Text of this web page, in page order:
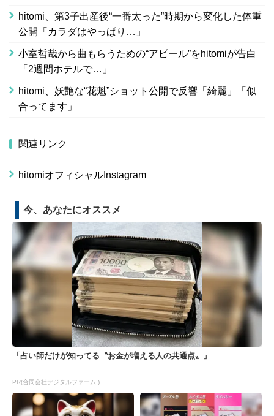
hitomi、第3子出産後“一番太った”時期から変化した体重
公開「カラダはやっぱり…」
小室哲哉から曲もらうための“アピール”をhitomiが告白
「2週間ホテルで…」
hitomi、妖艶な“花魁”ショット公開で反響「綺麗」「似
合ってます」
関連リンク
hitomiオフィシャルInstagram
今、あなたにオススメ
「占い師だけが知ってる〝お金が増える人の共通点〟」
PR(合同会社デジタルファーム )